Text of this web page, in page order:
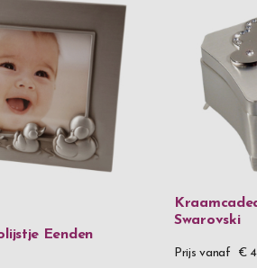
Eenden
Swarovski
Prijs vanaf €